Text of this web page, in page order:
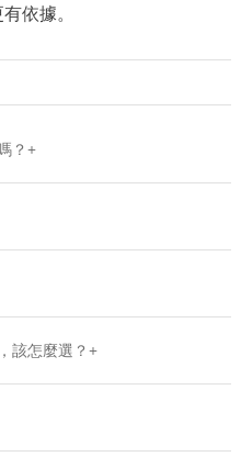
依據。
？+
該怎麼選？+